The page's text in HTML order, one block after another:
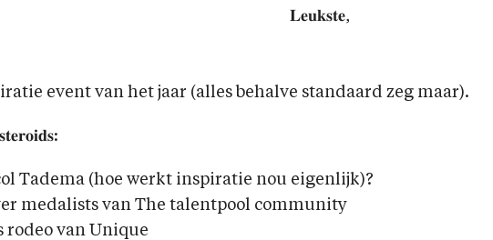
𝐋𝐞𝐮𝐤𝐬𝐭𝐞,
event van het jaar (alles behalve standaard zeg maar).
Tadema (hoe werkt inspiratie nou eigenlijk)?
medalists van The talentpool community
rodeo van Unique